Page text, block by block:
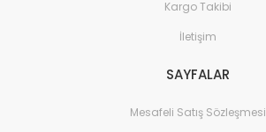
Kargo Takibi
İletişim
SAYFALAR
Mesafeli Satış Sözleşmesi